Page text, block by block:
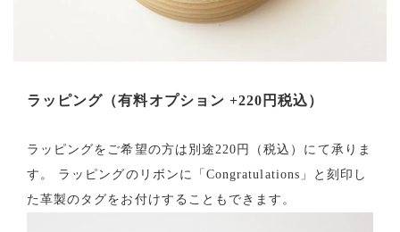
ラッピング（有料オプション +220円税込）
ラッピングをご希望の方は別途220円（税込）にて承りま
す。 ラッピングのリボンに「Congratulations」と刻印し
た革製のタグをお付けすることもできます。